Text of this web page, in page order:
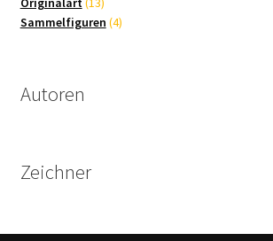
Produkte
Sammelfiguren 44
Autoren
Zeichner